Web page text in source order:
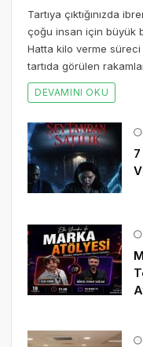
Tartıya çıktığınızda
çoğu insan için büyük
Hatta kilo verme
tartıda görülen
DEVAMINI OKU